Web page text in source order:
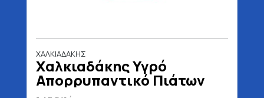
ΧΑΛΚΙΑΔΑΚΗΣ
Χαλκιαδάκης Υγρό
Απορρυπαντικό Πιάτων